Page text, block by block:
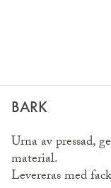
BARK
Urna av pressad,
material.
Levereras med